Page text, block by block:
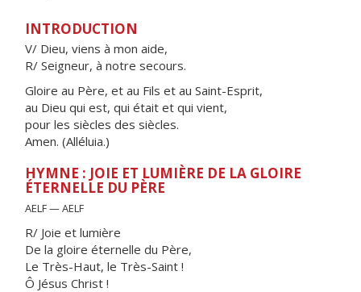
INTRODUCTION
V/ Dieu, viens à mon aide,
R/ Seigneur, à notre secours.
Gloire au Père, et au Fils et au Saint-Esprit,
au Dieu qui est, qui était et qui vient,
pour les siècles des siècles.
Amen. (Alléluia.)
HYMNE : JOIE ET LUMIÈRE DE LA GLOIRE
ÉTERNELLE DU PÈRE
AELF — AELF
R/ Joie et lumière
De la gloire éternelle du Père,
Le Très-Haut, le Très-Saint !
Ô Jésus Christ !